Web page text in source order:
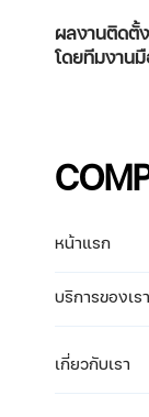
ผลงานติดตั้
โดยทีมงาน
หน้าแรก
บริการของเรา
เกี่ยวกับเรา